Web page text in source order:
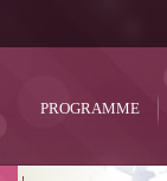
PROGRAMME